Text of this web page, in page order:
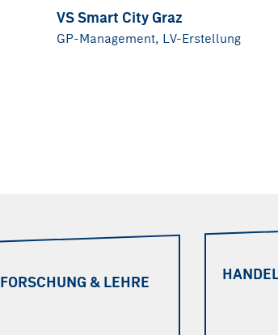
VS Smart City Graz
GP-Management, LV-Erstellung
FORSCHUNG & LEHRE